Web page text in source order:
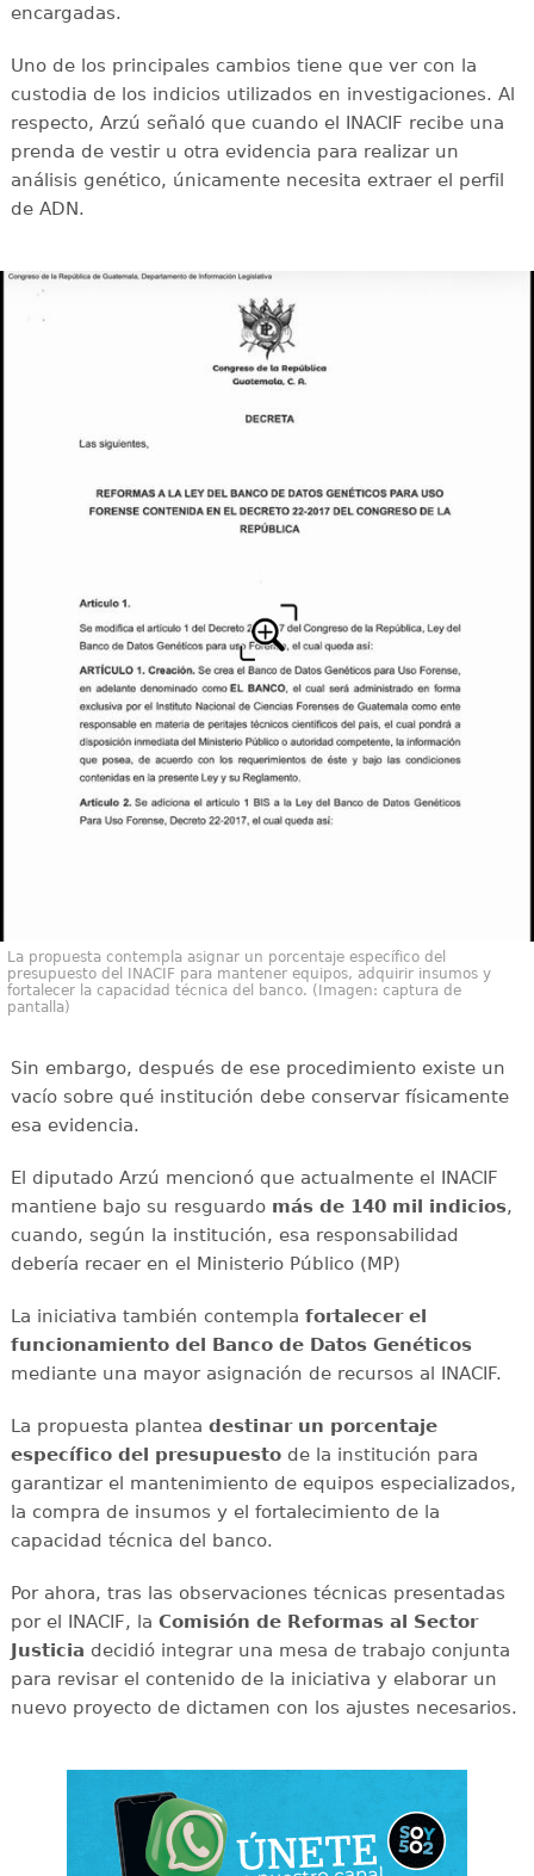
encargadas.
Uno de los principales cambios tiene que ver con la
custodia de los indicios utilizados en investigaciones. Al
respecto, Arzú señaló que cuando el INACIF recibe una
prenda de vestir u otra evidencia para realizar un
análisis genético, únicamente necesita extraer el perfil
de ADN.
La propuesta contempla asignar un porcentaje específico del
presupuesto del INACIF para mantener equipos, adquirir insumos y
fortalecer la capacidad técnica del banco. (Imagen: captura de
pantalla)
Sin embargo, después de ese procedimiento existe un
vacío sobre qué institución debe conservar físicamente
esa evidencia.
El diputado Arzú mencionó que actualmente el INACIF
mantiene bajo su resguardo más de 140 mil indicios,
cuando, según la institución, esa responsabilidad
debería recaer en el Ministerio Público (MP)
La iniciativa también contempla fortalecer el
funcionamiento del Banco de Datos Genéticos
mediante una mayor asignación de recursos al INACIF.
La propuesta plantea destinar un porcentaje
específico del presupuestode la institución para
garantizar el mantenimiento de equipos especializados,
la compra de insumos y el fortalecimiento de la
capacidad técnica del banco.
Por ahora, tras las observaciones técnicas presentadas
por el INACIF, la Comisión de Reformas al Sector
Justicia decidió integrar una mesa de trabajo conjunta
para revisar el contenido de la iniciativa y elaborar un
nuevo proyecto de dictamen con los ajustes necesarios.